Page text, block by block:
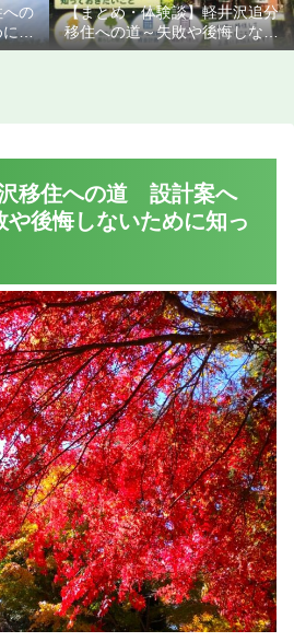
への
に知
【まとめ・体験談】軽井沢追分
移住への道～失敗や後悔しない
ために知っておきたいこと
沢移住への道 設計案へ
や後悔しないために知っ